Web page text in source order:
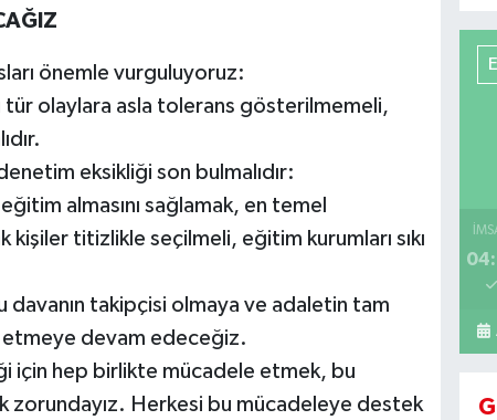
önemle vurguluyoruz:
tür olaylara asla tolerans gösterilmemeli,
eksikliği son bulmalıdır:
almasını sağlamak, en temel
titizlikle seçilmeli, eğitim kurumları sıkı
davanın takipçisi olmaya ve adaletin tam
etmeye devam edeceğiz.
için hep birlikte mücadele etmek, bu
zorundayız. Herkesi bu mücadeleye destek